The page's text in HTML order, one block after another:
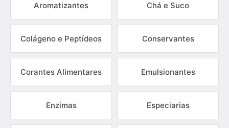
Aromatizantes Chá e Suco
Colágeno e Peptídeos Conservantes
Corantes Alimentares Emulsionantes
Enzimas Especiarias